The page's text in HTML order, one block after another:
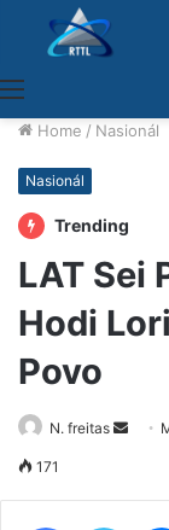
Home / Nasionál
Nasionál
Trending
LAT Sei
Hodi
Povo
N. freitas
Send
171